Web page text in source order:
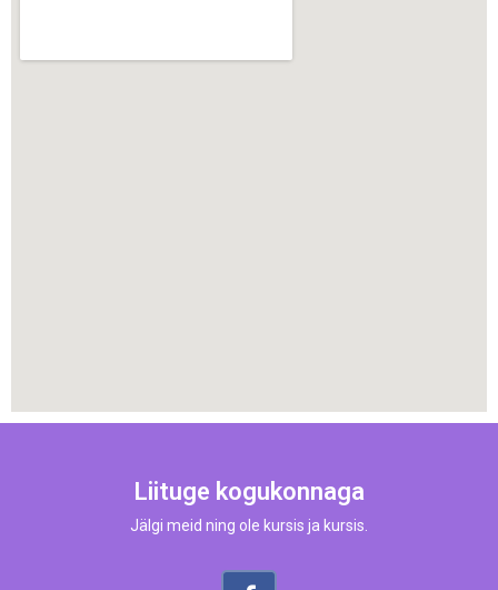
Liituge kogukonnaga
Jälgi meid ning ole kursis ja kursis.